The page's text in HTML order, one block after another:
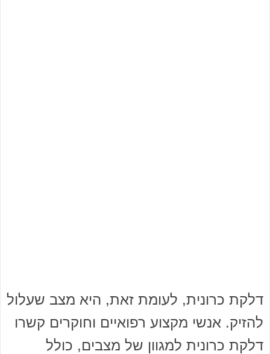
דלקת כרונית, לעומת זאת, היא מצב שעלול
להזיק. אנשי מקצוע רפואיים וחוקרים קשרו
דלקת כרונית למגוון של מצבים, כולל